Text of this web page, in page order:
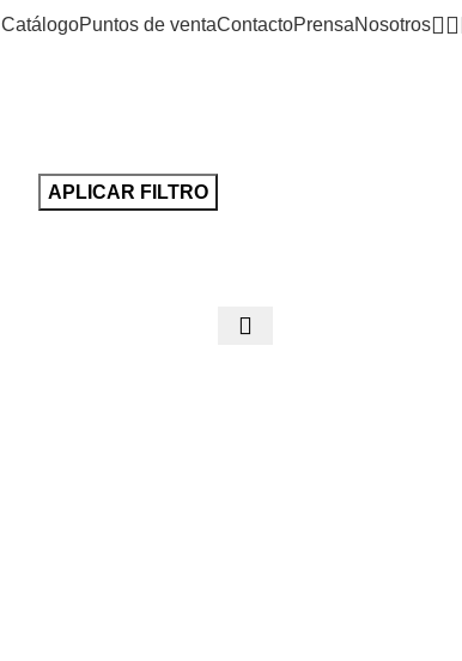
CatálogoPuntos de ventaContactoPrensaNosotros
APLICAR FILTRO